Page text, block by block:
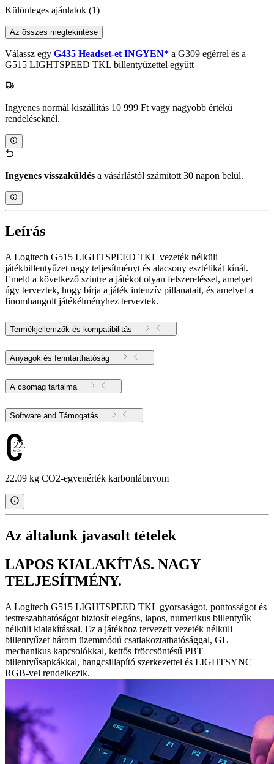
Különleges ajánlatok (1)
Az összes megtekintése
Válassz egy G435 Headset-et INGYEN* a G309 egérrel és a
G515 LIGHTSPEED TKL billentyűzettel együtt
Ingyenes normál kiszállítás 10 999 Ft vagy nagyobb értékű
rendeléseknél.
Ingyenes visszaküldés a vásárlástól számított 30 napon belül.
Leírás
A Logitech G515 LIGHTSPEED TKL vezeték nélküli
játékbillentyűzet nagy teljesítményt és alacsony esztétikát kínál.
Emeld a következő szintre a játékot olyan felszereléssel, amelyet
úgy terveztek, hogy bírja a játék intenzív pillanatait, és amelyet a
finomhangolt játékélményhez terveztek.
Termékjellemzők és kompatibilitás
Anyagok és fenntarthatóság
A csomag tartalma
Software and Támogatás
22.09
22.09 kg CO2-egyenérték karbonlábnyom
Az általunk javasolt tételek
LAPOS KIALAKÍTÁS. NAGY
TELJESÍTMÉNY.
A Logitech G515 LIGHTSPEED TKL gyorsaságot, pontosságot és
testreszabhatóságot biztosít elegáns, lapos, numerikus billentyűk
nélküli kialakítással. Ez a játékhoz tervezett vezeték nélküli
billentyűzet három üzemmódú csatlakoztathatósággal, GL
mechanikus kapcsolókkal, kettős fröccsöntésű PBT
billentyűsapkákkal, hangcsillapító szerkezettel és LIGHTSYNC
RGB-vel rendelkezik.